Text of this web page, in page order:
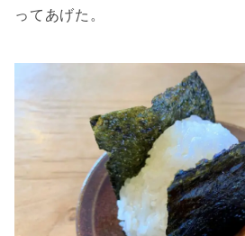
ってあげた。